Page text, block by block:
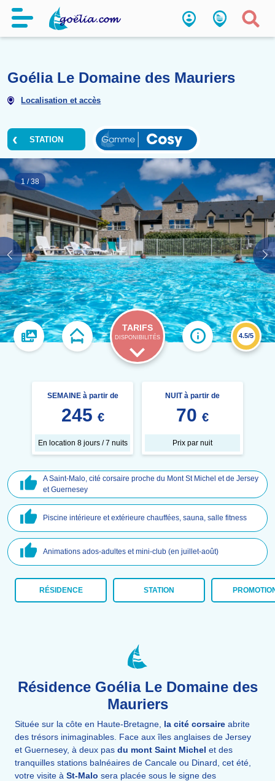
Goélia Le Domaine des
STATION
1/38
TARIFS
DISPONIBILITÉS 4.5/5
SEMAINE à partir de
245 €
En location 8 jours / 7 nuits
NUIT à partir de
70 €
Prix par nuit
A Saint-Malo, cité corsaire proche du Mont St Michel et de Jersey
et Guernesey
Piscine intérieure et extérieure chauffées, sauna, salle fitness
Animations ados-adultes et mini-club (en juillet-août)
RÉSIDENCE STATION
Résidence Goélia Le Domaine des
Mauriers
Située sur la côte en Haute-Bretagne, la cité corsaire abrite
des trésors inimaginables. Face aux îles anglaises de Jersey
et Guernesey, à deux pas du mont Saint Michel et des
tranquilles stations balnéaires de Cancale ou Dinard, cet été,
votre visite à St-Malo sera placée sous le signe des